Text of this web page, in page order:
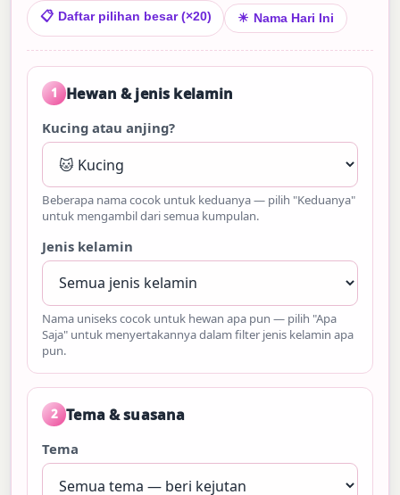
📋 Daftar pilihan besar (×20) ☀ Nama Hari Ini
1 Hewan & jenis kelamin
Kucing atau anjing?
Beberapa nama cocok untuk keduanya — pilih "Keduanya"
untuk mengambil dari semua kumpulan.
Jenis kelamin
Nama uniseks cocok untuk hewan apa pun — pilih "Apa
Saja" untuk menyertakannya dalam filter jenis kelamin apa
pun.
2 Tema & suasana
Tema